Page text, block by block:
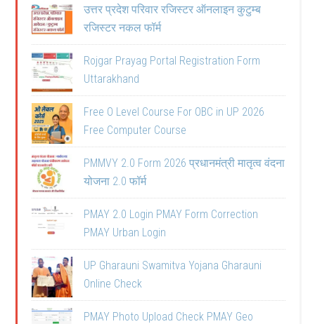
उत्तर प्रदेश परिवार रजिस्टर ऑनलाइन कुटुम्ब
रजिस्टर नकल फॉर्म
Rojgar Prayag Portal Registration Form
Uttarakhand
Free O Level Course For OBC in UP 2026
Free Computer Course
PMMVY 2.0 Form 2026 प्रधानमंत्री मातृत्व वंदना
योजना 2.0 फॉर्म
PMAY 2.0 Login PMAY Form Correction
PMAY Urban Login
UP Gharauni Swamitva Yojana Gharauni
Online Check
PMAY Photo Upload Check PMAY Geo